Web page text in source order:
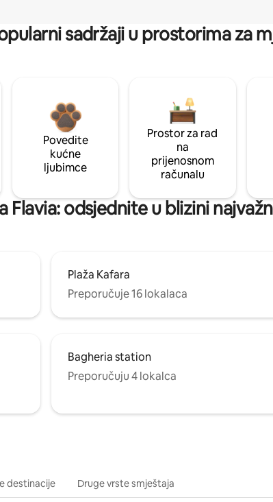
sadržaji u prostorima za
Povedite
kućne
ljubimce
Prostor za rad
na
prijenosnom
računalu
Flavia: odsjednite u blizini
Plaža Kafara
Preporučuje 16 lokalaca
Bagheria station
Preporučuju 4 lokalca
destinacije Druge vrste smještaja